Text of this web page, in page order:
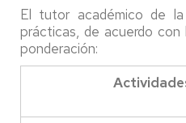
El tutor académico de la
prácticas, de acuerdo
ponderación: